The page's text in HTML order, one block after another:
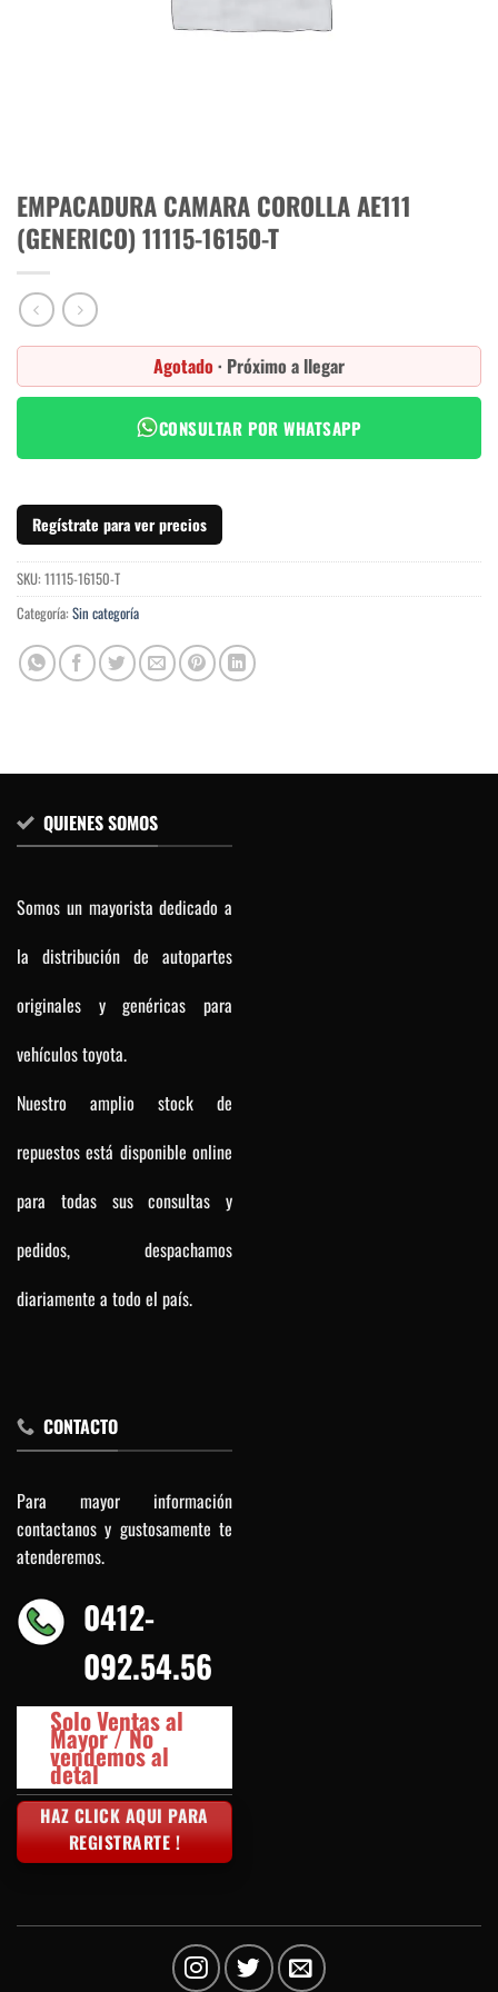
EMPACADURA CAMARA COROLLA AE111
(GENERICO) 11115-16150-T
Agotado · Próximo a llegar
CONSULTAR POR WHATSAPP
Regístrate para ver precios
SKU: 11115-16150-T
Categoría: Sin categoría
QUIENES SOMOS
Somos un mayorista dedicado a
la distribución de autopartes
originales y genéricas para
vehículos toyota.
Nuestro amplio stock de
repuestos está disponible online
para todas sus consultas y
pedidos, despachamos
diariamente a todo el país.
CONTACTO
Para mayor información
contactanos y gustosamente te
atenderemos.
0412-
092.54.56
Solo Ventas al
Mayor / No
vendemos al
detal
HAZ CLICK AQUI PARA
REGISTRARTE !